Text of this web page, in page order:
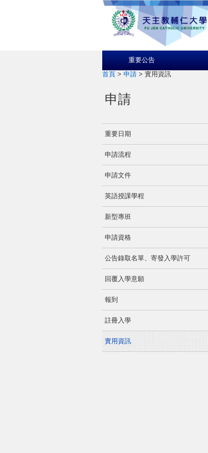
重要公告
首頁 > 申請 > 實用資訊
申請
重要日期
申請流程
申請文件
英語授課學程
新型專班
申請資格
公告錄取名單、寄發入學許可
回覆入學意願
報到
註冊入學
實用資訊